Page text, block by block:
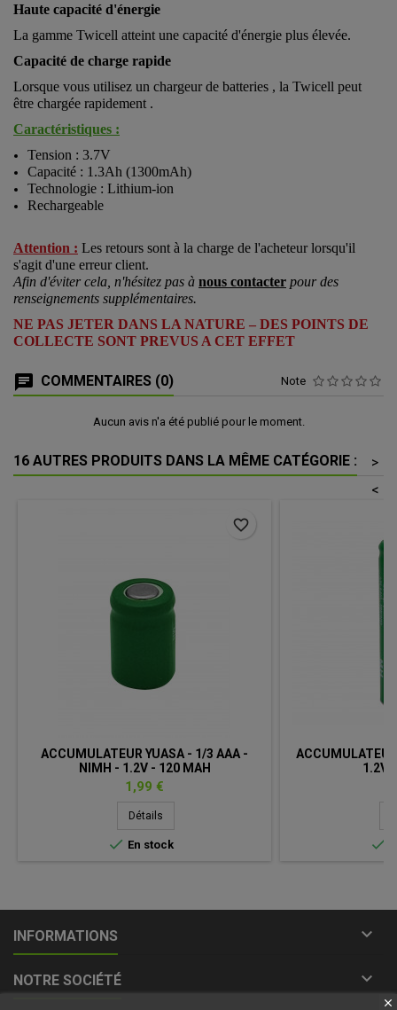
Haute capacité d'énergie
La gamme Twicell atteint une capacité d'énergie plus élevée.
Capacité de charge rapide
Lorsque vous utilisez un chargeur de batteries , la Twicell peut
être chargée rapidement .
Caractéristiques :
Tension : 3.7V
Capacité : 1.3Ah (1300mAh)
Technologie : Lithium-ion
Rechargeable
Attention : Les retours sont à la charge de l'acheteur lorsqu'il
s'agit d'une erreur client.
Afin d'éviter cela, n'hésitez pas à nous contacter pour des
renseignements supplémentaires.
NE PAS JETER DANS LA NATURE – DES POINTS DE
COLLECTE SONT PREVUS A CET EFFET
COMMENTAIRES (0) Note
Aucun avis n'a été publié pour le moment.
16 AUTRES PRODUITS DANS LA MÊME CATÉGORIE :
>
<
ACCUMULATEUR YUASA - 1/3 AAA -
NIMH - 1.2V - 120 MAH
Prix
1,99 €
Détails
 En stock
favorite_border
1.2V

INFORMATIONS 
NOTRE SOCIÉTÉ 